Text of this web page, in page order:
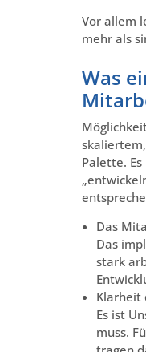
Vor allem
mehr als
Was
Palette.
Das
Das
stark
Klarheit
Es ist
muss.